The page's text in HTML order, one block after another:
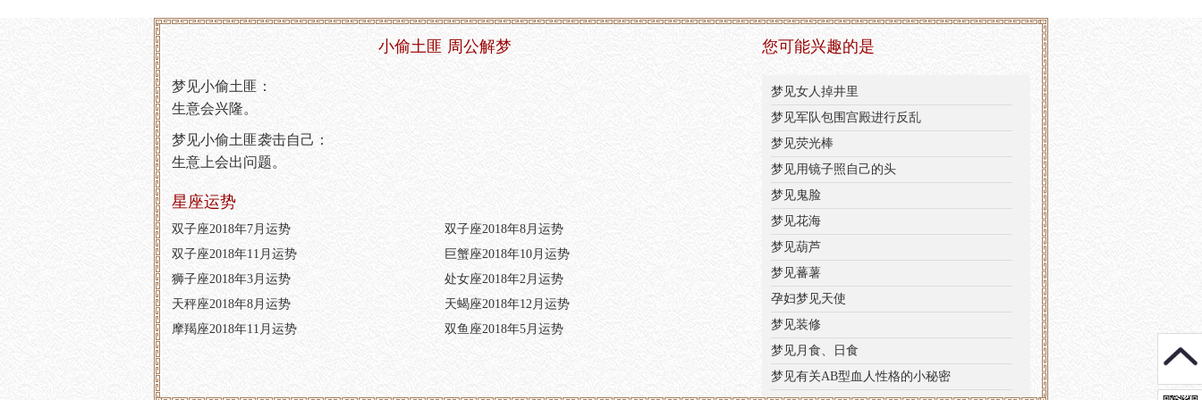
小偷土匪 周公解梦
梦见小偷土匪：
生意会兴隆。
梦见小偷土匪袭击自己：
生意上会出问题。
星座运势
双子座2018年7月运势
双子座2018年8月运势
双子座2018年11月运势
巨蟹座2018年10月运势
狮子座2018年3月运势
处女座2018年2月运势
天秤座2018年8月运势
天蝎座2018年12月运势
摩羯座2018年11月运势
双鱼座2018年5月运势
您可能兴趣的是
梦见女人掉井里
梦见军队包围宫殿进行反乱
梦见荧光棒
梦见用镜子照自己的头
梦见鬼脸
梦见花海
梦见葫芦
梦见蕃薯
孕妇梦见天使
梦见装修
梦见月食、日食
梦见有关AB型血人性格的小秘密